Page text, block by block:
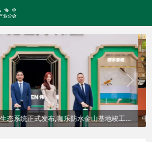
住宅产业分会牵头，万物云研选家与小米金云智
Next